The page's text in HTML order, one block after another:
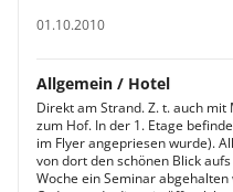
01.10.2010
Allgemein / Hotel
Direkt am Strand. Z. t. auch
zum Hof. In der 1. Etage
im Flyer angepriesen wurde).
von dort den schönen Blick
Woche ein Seminar